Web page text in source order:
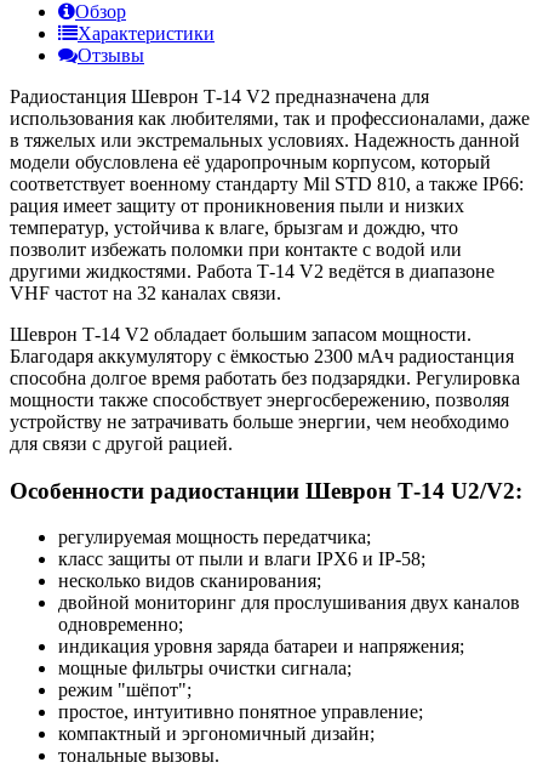
Обзор
Характеристики
Отзывы
Радиостанция Шеврон Т-14 V2 предназначена для
использования как любителями, так и профессионалами, даже
в тяжелых или экстремальных условиях. Надежность данной
модели обусловлена её ударопрочным корпусом, который
соответствует военному стандарту Mil STD 810, а также IP66:
рация имеет защиту от проникновения пыли и низких
температур, устойчива к влаге, брызгам и дождю, что
позволит избежать поломки при контакте с водой или
другими жидкостями. Работа Т-14 V2 ведётся в диапазоне
VHF частот на 32 каналах связи.
Шеврон Т-14 V2 обладает большим запасом мощности.
Благодаря аккумулятору с ёмкостью 2300 мАч радиостанция
способна долгое время работать без подзарядки. Регулировка
мощности также способствует энергосбережению, позволяя
устройству не затрачивать больше энергии, чем необходимо
для связи с другой рацией.
Особенности радиостанции Шеврон Т-14 U2/V2:
регулируемая мощность передатчика;
класс защиты от пыли и влаги IPX6 и IP-58;
несколько видов сканирования;
двойной мониторинг для прослушивания двух каналов
одновременно;
индикация уровня заряда батареи и напряжения;
мощные фильтры очистки сигнала;
режим "шёпот";
простое, интуитивно понятное управление;
компактный и эргономичный дизайн;
тональные вызовы.